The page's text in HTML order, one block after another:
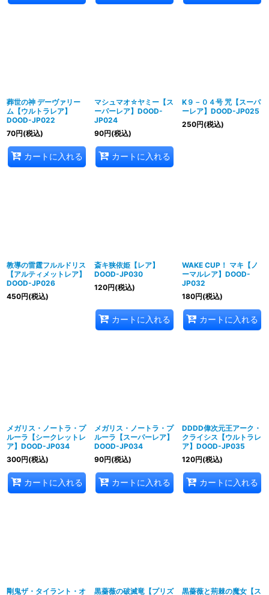
葬世の神 デーヴァリー
ム【ウルトラレア】
DOOD-JP022
70円(税込)
カートに入れる
マシュマオ☆ヤミー【ス
ーパーレア】DOOD-
JP024
90円(税込)
カートに入れる
K９－０４号 咒【スーパ
ーレア】DOOD-JP025
250円(税込)
教導の雷霆フルルドリス
【アルティメットレア】
DOOD-JP026
450円(税込)
斎キ狭依姫【レア】
DOOD-JP030
120円(税込)
カートに入れる
WAKE CUP！ マキ【ノ
ーマルレア】DOOD-
JP032
180円(税込)
カートに入れる
メガリス・ノートラ・プ
ルーラ【シークレットレ
ア】DOOD-JP034
300円(税込)
カートに入れる
メガリス・ノートラ・プ
ルーラ【スーパーレア】
DOOD-JP034
90円(税込)
カートに入れる
DDDD偉次元王アーク・
クライシス【ウルトラレ
ア】DOOD-JP035
120円(税込)
カートに入れる
剛鬼ザ・タイラント・オ 黒薔薇の破滅竜【プリズ 黒薔薇と荊棘の魔女【ス